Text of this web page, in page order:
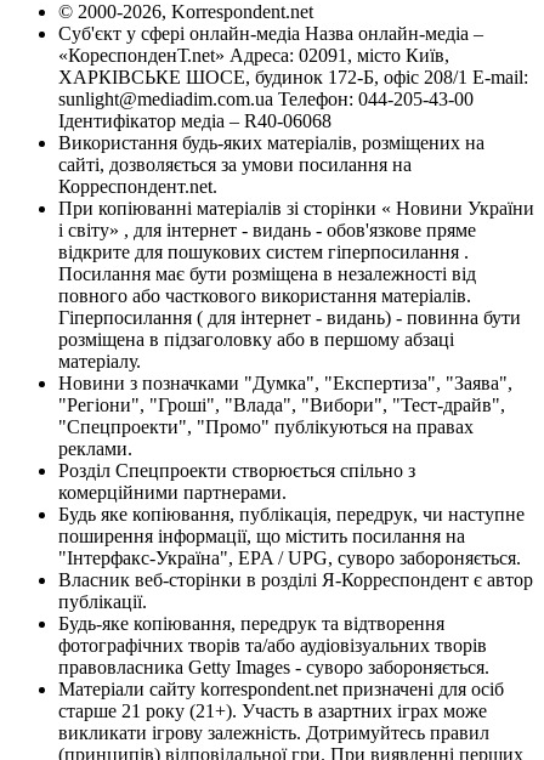
© 2000-2026, Korrespondent.net
Суб'єкт у сфері онлайн-медіа Назва онлайн-медіа –
«КореспонденТ.net» Адреса: 02091, місто Київ,
ХАРКІВСЬКЕ ШОСЕ, будинок 172-Б, офіс 208/1 E-mail:
sunlight@mediadim.com.ua Телефон: 044-205-43-00
Ідентифікатор медіа – R40-06068
Використання будь-яких матеріалів, розміщених на
сайті, дозволяється за умови посилання на
Корреспондент.net.
При копіюванні матеріалів зі сторінки « Новини України
і світу» , для інтернет - видань - обов'язкове пряме
відкрите для пошукових систем гіперпосилання .
Посилання має бути розміщена в незалежності від
повного або часткового використання матеріалів.
Гіперпосилання ( для інтернет - видань) - повинна бути
розміщена в підзаголовку або в першому абзаці
матеріалу.
Новини з позначками "Думка", "Експертиза", "Заява",
"Регіони", "Гроші", "Влада", "Вибори", "Тест-драйв",
"Спецпроекти", "Промо" публікуються на правах
реклами.
Розділ Спецпроекти створюється спільно з
комерційними партнерами.
Будь яке копіювання, публікація, передрук, чи наступне
поширення інформації, що містить посилання на
"Інтерфакс-Україна", EPA / UPG, суворо забороняється.
Власник веб-сторінки в розділі Я-Корреспондент є автор
публікації.
Будь-яке копіювання, передрук та відтворення
фотографічних творів та/або аудіовізуальних творів
правовласника Getty Images - суворо забороняється.
Матеріали сайту korrespondent.net призначені для осіб
старше 21 року (21+). Участь в азартних іграх може
викликати ігрову залежність. Дотримуйтесь правил
(принципів) відповідальної гри. При виявленні перших